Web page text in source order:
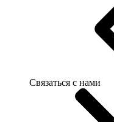
Связаться с нами